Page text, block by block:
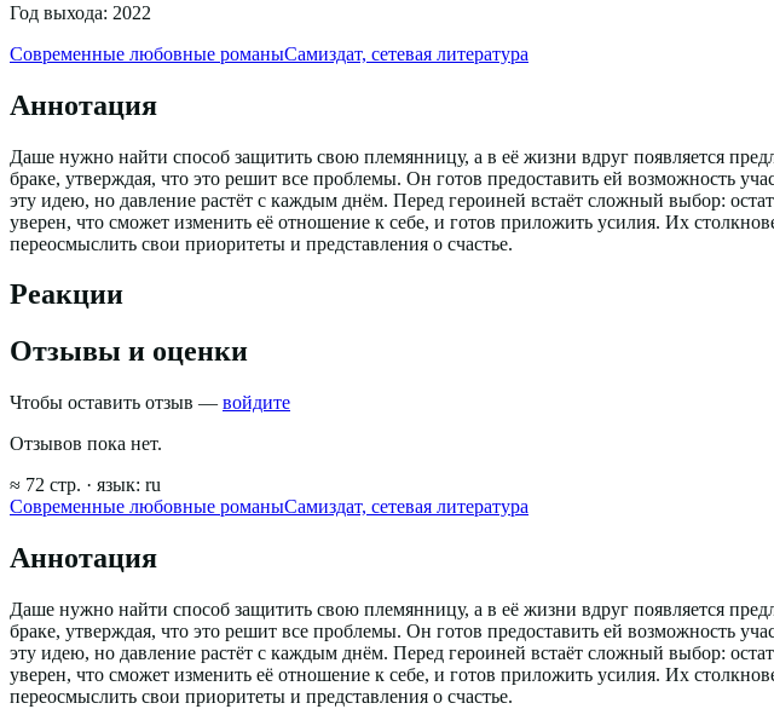
Год выхода: 2022
Современные любовные романыСамиздат, сетевая литература
Аннотация
Даше нужно найти способ защитить свою племянницу, а в её жизни вдруг появляется
браке, утверждая, что это решит все проблемы. Он готов предоставить ей возможность
эту идею, но давление растёт с каждым днём. Перед героиней встаёт сложный выбор:
уверен, что сможет изменить её отношение к себе, и готов приложить усилия. Их
переосмыслить свои приоритеты и представления о счастье.
Реакции
Отзывы и оценки
Чтобы оставить отзыв — войдите
Отзывов пока нет.
≈ 72 стр. · язык: ru
Современные любовные романыСамиздат, сетевая литература
Аннотация
Даше нужно найти способ защитить свою племянницу, а в её жизни вдруг появляется
браке, утверждая, что это решит все проблемы. Он готов предоставить ей возможность
эту идею, но давление растёт с каждым днём. Перед героиней встаёт сложный выбор:
уверен, что сможет изменить её отношение к себе, и готов приложить усилия. Их
переосмыслить свои приоритеты и представления о счастье.